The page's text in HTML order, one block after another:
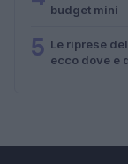
budget mini
5 Le riprese
ecco dove e